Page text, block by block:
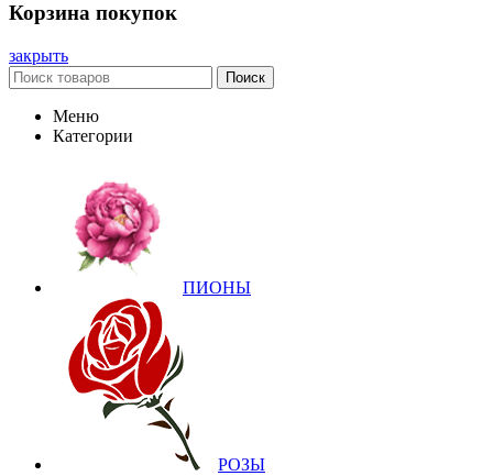
Корзина покупок
закрыть
Поиск
Меню
Категории
ПИОНЫ
РОЗЫ